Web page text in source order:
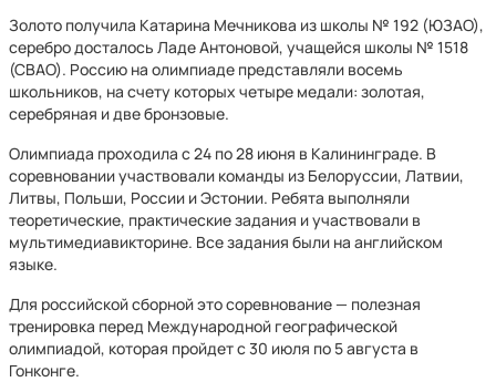
Золото получила Катарина Мечникова из школы № 192 (ЮЗАО),
серебро досталось Ладе Антоновой, учащейся школы № 1518
(СВАО). Россию на олимпиаде представляли восемь
школьников, на счету которых четыре медали: золотая,
серебряная и две бронзовые.
Олимпиада проходила с 24 по 28 июня в Калининграде. В
соревновании участвовали команды из Белоруссии, Латвии,
Литвы, Польши, России и Эстонии. Ребята выполняли
теоретические, практические задания и участвовали в
мультимедиавикторине. Все задания были на английском
языке.
Для российской сборной это соревнование — полезная
тренировка перед Международной географической
олимпиадой, которая пройдет с 30 июля по 5 августа в
Гонконге.